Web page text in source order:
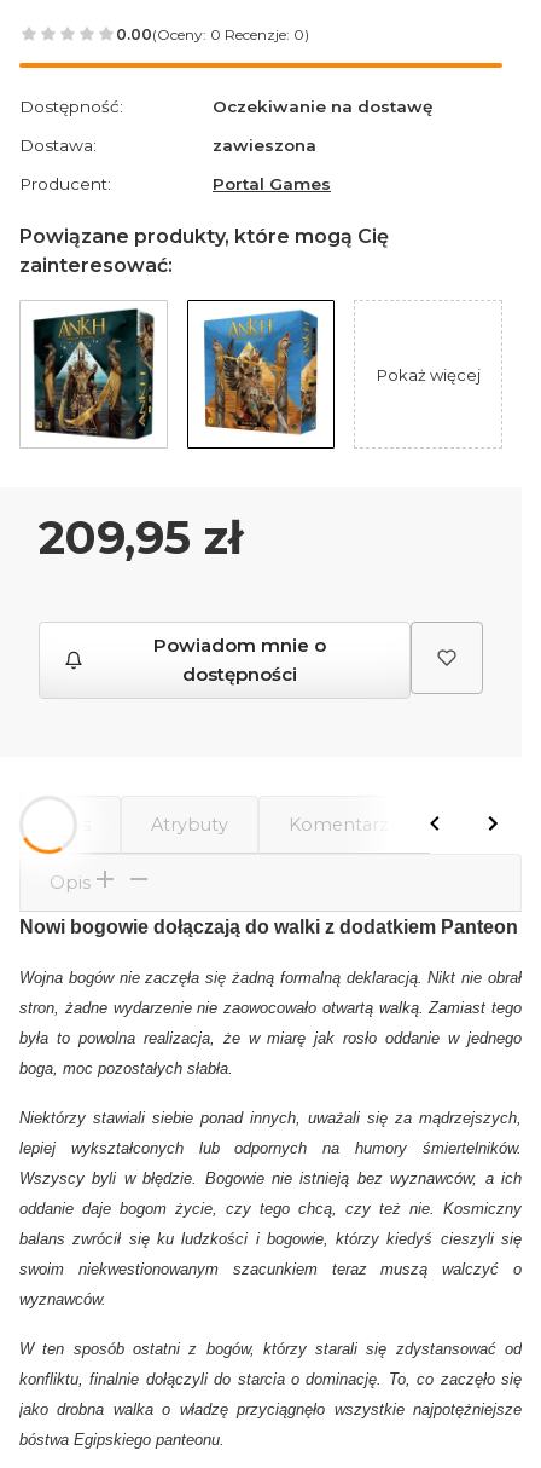
0.00(Oceny: 0 Recenzje: 0)
Przejdź do sekcji Opinie
Dostępność:
Oczekiwanie na dostawę
Dostawa:
zawieszona
Producent:
Portal Games
Powiązane produkty, które mogą Cię
zainteresować:
Pokaż więcej
Cena
209,95 zł
Powiadom mnie o
dostępności
Atrybuty Komentarze
Opis
Nowi bogowie dołączają do walki z dodatkiem Panteon
Wojna bogów nie zaczęła się żadną formalną deklaracją. Nikt nie obrał
stron, żadne wydarzenie nie zaowocowało otwartą walką. Zamiast tego
była to powolna realizacja, że w miarę jak rosło oddanie w jednego
boga, moc pozostałych słabła.
Niektórzy stawiali siebie ponad innych, uważali się za mądrzejszych,
lepiej wykształconych lub odpornych na humory śmiertelników.
Wszyscy byli w błędzie. Bogowie nie istnieją bez wyznawców, a ich
oddanie daje bogom życie, czy tego chcą, czy też nie. Kosmiczny
balans zwrócił się ku ludzkości i bogowie, którzy kiedyś cieszyli się
swoim niekwestionowanym szacunkiem teraz muszą walczyć o
wyznawców.
W ten sposób ostatni z bogów, którzy starali się zdystansować od
konfliktu, finalnie dołączyli do starcia o dominację. To, co zaczęło się
jako drobna walka o władzę przyciągnęło wszystkie najpotężniejsze
bóstwa Egipskiego panteonu.